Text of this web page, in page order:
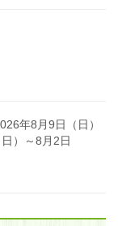
年8月9日（日）
）～8月2日